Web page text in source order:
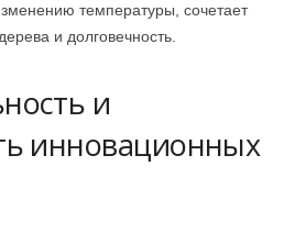
температуры, сочетает
и долговечность.
и
инновационных